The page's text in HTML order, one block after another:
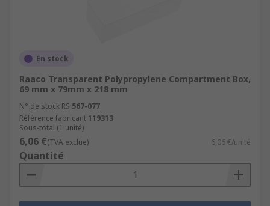
En stock
Raaco Transparent Polypropylene Compartment Box,
69 mm x 79mm x 218 mm
N° de stock RS 567-077
Référence fabricant 119313
Sous-total (1 unité)
6,06 €(TVA exclue) 6,06 €/unité
Quantité